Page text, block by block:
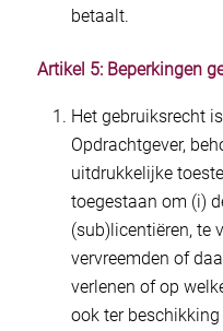
betaalt.
Artikel 5: Beperkingen
Het gebruiksrecht
Opdrachtgever,
uitdrukkelijke
toegestaan om (i)
(sub)licentiëren, te
vervreemden of
verlenen of op
ook ter